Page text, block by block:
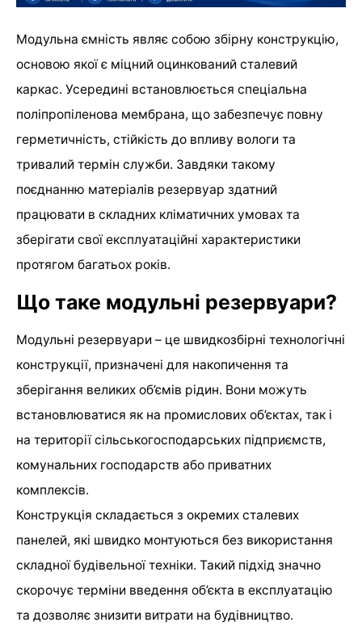
Модульна ємність являє собою збірну конструкцію,
основою якої є міцний оцинкований сталевий
каркас. Усередині встановлюється спеціальна
поліпропіленова мембрана, що забезпечує повну
герметичність, стійкість до впливу вологи та
тривалий термін служби. Завдяки такому
поєднанню матеріалів резервуар здатний
працювати в складних кліматичних умовах та
зберігати свої експлуатаційні характеристики
протягом багатьох років.
Що таке модульні резервуари?
Модульні резервуари – це швидкозбірні технологічні
конструкції, призначені для накопичення та
зберігання великих об’ємів рідин. Вони можуть
встановлюватися як на промислових об’єктах, так і
на території сільськогосподарських підприємств,
комунальних господарств або приватних
комплексів.
Конструкція складається з окремих сталевих
панелей, які швидко монтуються без використання
складної будівельної техніки. Такий підхід значно
скорочує терміни введення об’єкта в експлуатацію
та дозволяє знизити витрати на будівництво.